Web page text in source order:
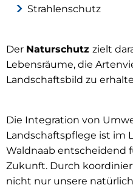
Strahlenschutz
Der Naturschutz zielt
Lebensräume, die
Landschaftsbild zu
Die Integration von
Landschaftspflege ist im
Waldnaab entscheidend
Zukunft. Durch
nicht nur unsere